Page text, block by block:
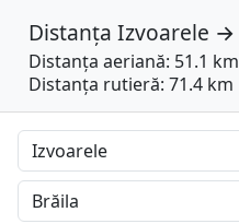
Distanța Izvoarele →
Distanța aeriană: 51.1 km
Distanța rutieră: 71.4 km